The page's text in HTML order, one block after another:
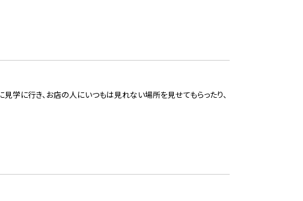
学に行き、お店の人にいつもは見れない場所を見せてもらったり、